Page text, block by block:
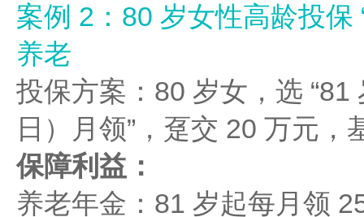
案例 2：80 岁女性高龄投保
养老
投保方案：80 岁女，选
日）月领”，趸交 20 万元，
保障利益：
养老年金：81 岁起每月领